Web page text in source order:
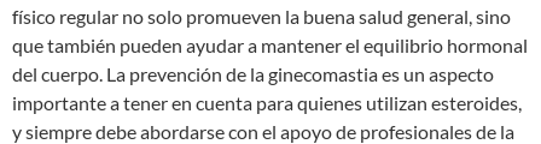
físico regular no solo promueven la buena salud general, sino
que también pueden ayudar a mantener el equilibrio hormonal
del cuerpo. La prevención de la ginecomastia es un aspecto
importante a tener en cuenta para quienes utilizan esteroides,
y siempre debe abordarse con el apoyo de profesionales de la